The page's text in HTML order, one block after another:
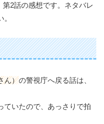
2話の感想です。ネタバレ
ん）の警視庁へ戻る話は、
ていたので、あっさりで拍